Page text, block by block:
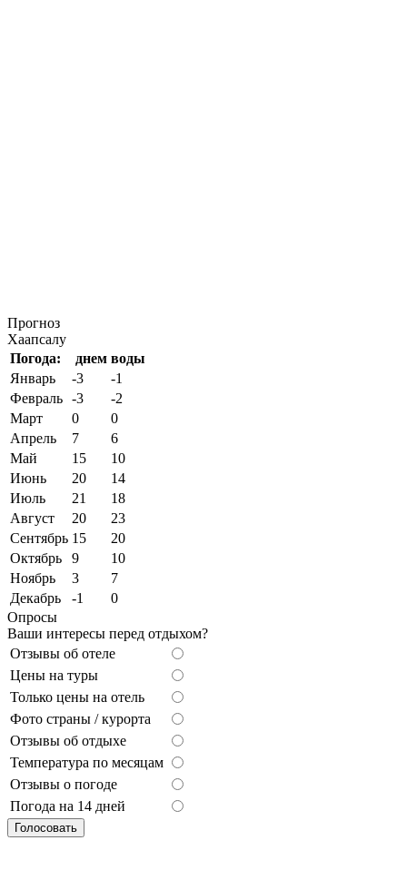
Прогноз
Хаапсалу
Погода:
днем воды
Январь
-3
-1
Февраль -3
-2
Март
0
0
Апрель
7
6
Май
15
10
Июнь
20
14
Июль
21
18
Август
20
23
Сентябрь 15
20
Октябрь
9
10
Ноябрь
3
7
Декабрь
-1
0
Опросы
Ваши интересы перед отдыхом?
Отзывы об отеле
Цены на туры
Только цены на отель
Фото страны / курорта
Отзывы об отдыхе
Температура по месяцам
Отзывы о погоде
Погода на 14 дней